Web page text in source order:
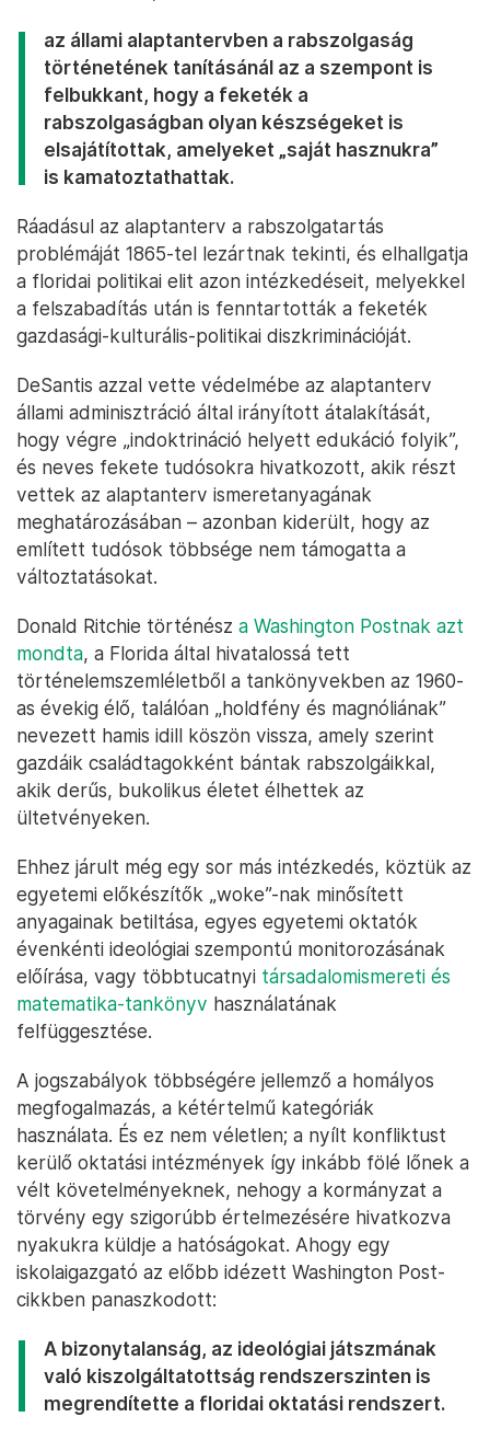
az állami alaptantervben a rabszolgaság
történetének tanításánál az a szempont is
felbukkant, hogy a feketék a
rabszolgaságban olyan készségeket is
elsajátítottak, amelyeket „saját hasznukra”
is kamatoztathattak.
Ráadásul az alaptanterv a rabszolgatartás
problémáját 1865-tel lezártnak tekinti, és elhallgatja
a floridai politikai elit azon intézkedéseit, melyekkel
a felszabadítás után is fenntartották a feketék
gazdasági-kulturális-politikai diszkriminációját.
DeSantis azzal vette védelmébe az alaptanterv
állami adminisztráció által irányított átalakítását,
hogy végre „indoktrináció helyett edukáció folyik”,
és neves fekete tudósokra hivatkozott, akik részt
vettek az alaptanterv ismeretanyagának
meghatározásában – azonban kiderült, hogy az
említett tudósok többsége nem támogatta a
változtatásokat.
Donald Ritchie történész a Washington Postnak azt
mondta, a Florida által hivatalossá tett
történelemszemléletből a tankönyvekben az 1960-
as évekig élő, találóan „holdfény és magnóliának”
nevezett hamis idill köszön vissza, amely szerint
gazdáik családtagokként bántak rabszolgáikkal,
akik derűs, bukolikus életet élhettek az
ültetvényeken.
Ehhez járult még egy sor más intézkedés, köztük az
egyetemi előkészítők „woke”-nak minősített
anyagainak betiltása, egyes egyetemi oktatók
évenkénti ideológiai szempontú monitorozásának
előírása, vagy többtucatnyi társadalomismereti és
matematika-tankönyv használatának
felfüggesztése.
A jogszabályok többségére jellemző a homályos
megfogalmazás, a kétértelmű kategóriák
használata. És ez nem véletlen; a nyílt konfliktust
kerülő oktatási intézmények így inkább fölé lőnek a
vélt követelményeknek, nehogy a kormányzat a
törvény egy szigorúbb értelmezésére hivatkozva
nyakukra küldje a hatóságokat. Ahogy egy
iskolaigazgató az előbb idézett Washington Post-
cikkben panaszkodott:
A bizonytalanság, az ideológiai játszmának
való kiszolgáltatottság rendszerszinten is
megrendítette a floridai oktatási rendszert.